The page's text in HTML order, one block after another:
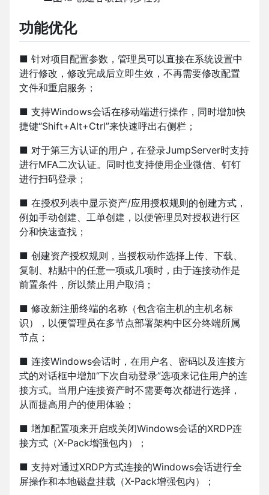
功能优化
■ 针对项目配置参数，管理员可以直接在系统设置中
进行修改，修改完成后立即生效，不再需要修改配置
文件和重启服务；
■ 支持Windows会话在移动端进行操作，同时增加快
捷键“Shift+Alt+Ctrl”来快速呼出右侧栏；
■ 对于第三方认证的用户，在登录JumpServer时支持
进行MFA二次认证。同时也支持使用企业微信、钉钉
进行扫码登录；
■ 在授权列表中显示资产/应用授权规则的创建方式，
例如手动创建、工单创建，以便管理员对授权进行区
分和快速查找；
■ 创建资产授权规则，当授权动作选择上传、下载、
复制、粘贴中的任意一项或几项时，由于连接动作是
前置条件，所以禁止用户取消；
■ 修改新注册终端的名称（包含宿主机的主机名标
识），以便管理员在多节点部署架构中区分终端所属
节点；
■ 连接Windows会话时，在用户名、密码以及连接方
式的对话框中增加“下次自动登录”选项来记住用户的连
接方式。当用户连接资产时不需要每次都进行选择，
从而提高用户的使用体验；
■ 增加配置项来开启或关闭Windows会话的XRDP连
接方式（X-Pack增强包内）；
■ 支持对通过XRDP方式连接的Windows会话进行全
屏操作和本地磁盘挂载（X-Pack增强包内）；